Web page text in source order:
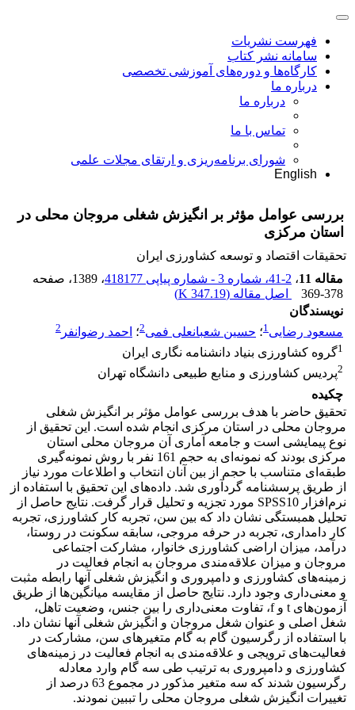
فهرست نشریات
سامانه نشر کتاب
کارگاه‌ها و دوره‌های آموزشی تخصصی
درباره ما
درباره ما
تماس با ما
شورای برنامه‌ریزی و ارتقای مجلات علمی
English
بررسی عوامل مؤثر بر انگیزش شغلی مروجان محلی در
استان مرکزی
تحقیقات اقتصاد و توسعه کشاورزی ایران
مقاله 11
، 2-41، شماره 3 - شماره پیاپی 418177 ، 1389
، صفحه
369-378
اصل مقاله (347.19 K
)
نویسندگان
مسعود رضایی1؛ حسین شعبانعلی فمی2؛ احمد رضوانفر 2
1گروه کشاورزی بنیاد دانشنامه نگاری ایران
2پردیس کشاورزی و منابع طبیعی دانشگاه تهران
چکیده
تحقیق حاضر با هدف بررسی عوامل مؤثر بر انگیزش شغلی
مروجان محلی در استان مرکزی انجام شده است. این تحقیق از
نوع پیمایشی است و جامعه آماری آن مروجان محلی استان
مرکزی بودند که نمونه‌ای به حجم 161 نفر با روش نمونه‌گیری
طبقه‌ای متناسب با حجم از بین آنان انتخاب و اطلاعات مورد نیاز
از طریق پرسشنامه گردآوری شد. داده‌های این تحقیق با استفاده از
نرم‌افزار SPSS10 مورد تجزیه و تحلیل قرار گرفت. نتایج حاصل از
تحلیل همبستگی نشان داد که بین سن، تجربه کار کشاورزی، تجربه
کار دامداری، تجربه در حرفه مروجی، سابقه سکونت در روستا،
درآمد، میزان اراضی کشاورزی خانوار، مشارکت اجتماعی
مروجان و میزان علاقه‌مندی مروجان به انجام فعالیت در
زمینه‌های کشاورزی و دامپروری و انگیزش شغلی آنها رابطه مثبت
و معنی‌داری وجود دارد. نتایج حاصل از مقایسه میانگین‌ها از طریق
آزمون‌های t و f، تفاوت معنی‌داری را بین جنس، وضعیت تاهل،
شغل اصلی و عنوان شغل مروجان و انگیزش شغلی آنها نشان داد.
با استفاده از رگرسیون گام به گام متغیرهای سن، مشارکت در
فعالیت‌های ترویجی و علاقه‌مندی به انجام فعالیت در زمینه‌های
کشاورزی و دامپروری به ترتیب طی سه گام وارد معادله
رگرسیون شدند که سه متغیر مذکور در مجموع 63 درصد از
تغییرات انگیزش شغلی مروجان محلی را تببین نمودند.